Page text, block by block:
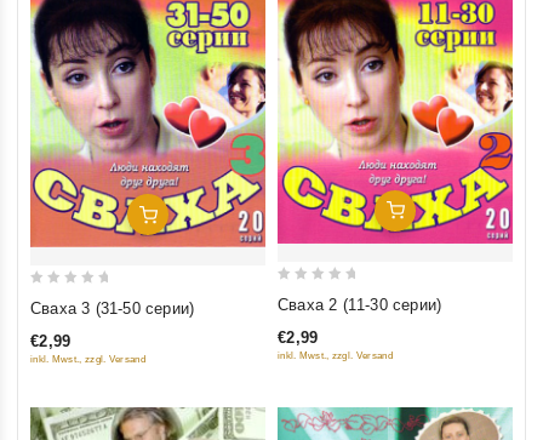
Добавить В Корзину
of
Сваха 3 (31-50 серии)
€2,99
inkl. Mwst., zzgl. Versand
Добавить В Корзину
of
Сваха 2 (11-30 серии)
€2,99
inkl. Mwst., zzgl. Versand